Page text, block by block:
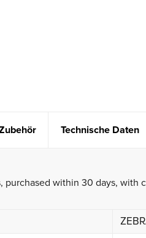
Technische Daten
purchased within 30 days, with